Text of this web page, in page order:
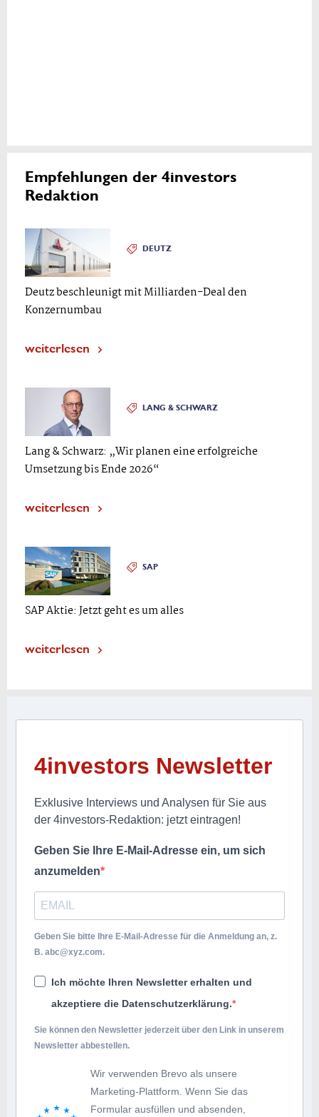
Empfehlungen der 4investors
Redaktion
DEUTZ
Deutz beschleunigt mit Milliarden-Deal den
Konzernumbau
weiterlesen
LANG & SCHWARZ
Lang & Schwarz: „Wir planen eine erfolgreiche
Umsetzung bis Ende 2026“
weiterlesen
SAP
SAP Aktie: Jetzt geht es um alles
weiterlesen
4investors Newsletter
Exklusive Interviews und Analysen für Sie aus
der 4investors-Redaktion: jetzt eintragen!
Geben Sie Ihre E-Mail-Adresse ein, um sich
anzumelden
Geben Sie bitte Ihre E-Mail-Adresse für die Anmeldung an, z.
B. abc@xyz.com.
Ich möchte Ihren Newsletter erhalten und
akzeptiere die Datenschutzerklärung.
Sie können den Newsletter jederzeit über den Link in unserem
Newsletter abbestellen.
Wir verwenden Brevo als unsere
Marketing-Plattform. Wenn Sie das
Formular ausfüllen und absenden,